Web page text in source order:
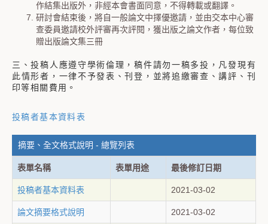
作結集出版外，非經本會書面同意，不得轉載或翻譯。
研討會結束後，將自一般論文中擇優邀請，並由交本中心審
查委員邀請校外評審再次評閱，獲出版之論文作者，每位致
贈出版論文集三冊
三、投稿人應遵守學術倫理，稿件請勿一稿多投，凡發現有
此情形者，一律不予發表、刊登，並將追繳審查、講評、刊
印等相關費用。
投稿者基本資料表
摘要、全文格式說明 - 總覽列表
表單名稱 表單用途 最後修訂日期
投稿者基本資料表 2021-03-02
論文摘要格式說明 2021-03-02